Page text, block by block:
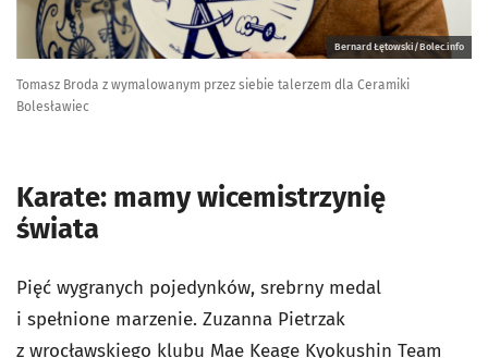
Bernard Łętowski/Bolec.info
Tomasz Broda z wymalowanym przez siebie talerzem dla Ceramiki
Bolesławiec
Karate: mamy wicemistrzynię
świata
Pięć wygranych pojedynków, srebrny medal
i spełnione marzenie. Zuzanna Pietrzak
z wrocławskiego klubu Mae Keage Kyokushin Team